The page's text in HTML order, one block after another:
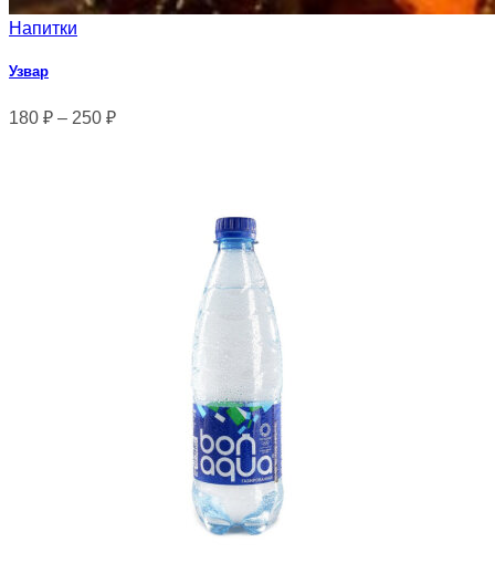
Напитки
Узвар
180 ₽ – 250 ₽